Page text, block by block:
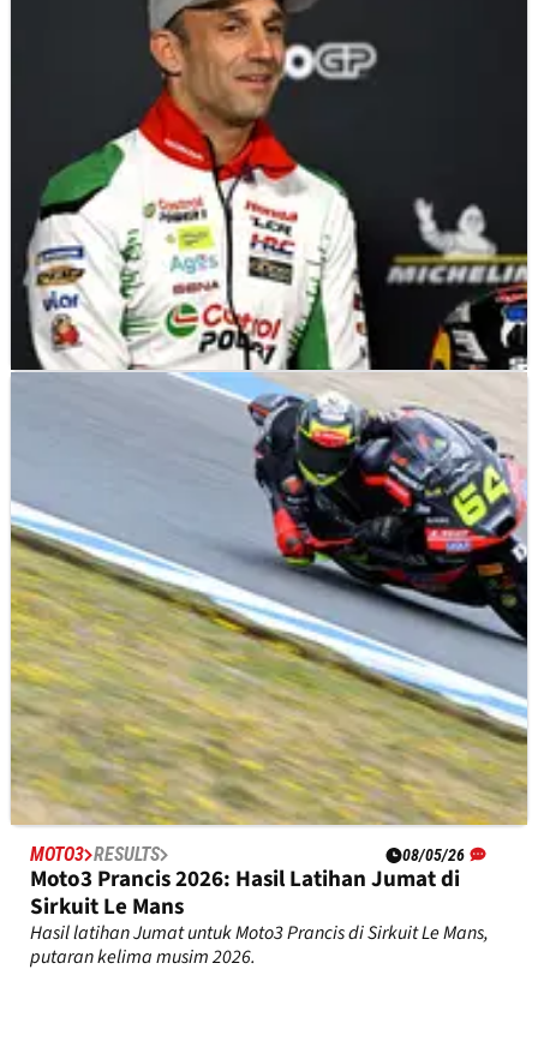
08/05/26
Johann Zarco Mengukur Peluangnya untuk
Kembali Berjaya di Le Mans
Johann Zarco merasa dirinya bukan favorit untuk akhir
pekan MotoGP Prancis meski dateng ke Le Mans sebagai
juara bertahan.
MOTO3 RESULTS 08/05/26
Moto3 Prancis 2026: Hasil Latihan Jumat di
Sirkuit Le Mans
Hasil latihan Jumat untuk Moto3 Prancis di Sirkuit Le Mans,
putaran kelima musim 2026.